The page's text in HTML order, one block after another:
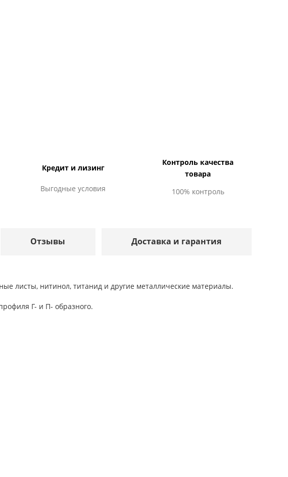
Кредит и лизинг
Выгодные условия
Контроль качества
товара
100% контроль
Отзывы Доставка и гарантия
листы, нитинол, титанид и другие металлические материалы.
Г- и П- образного.